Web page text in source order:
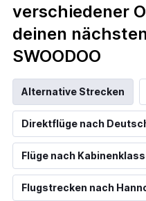
verschiedener
deinen
SWOODOO
Alternative Strecken
Direktflüge nach
Flüge nach
Flugstrecken nach